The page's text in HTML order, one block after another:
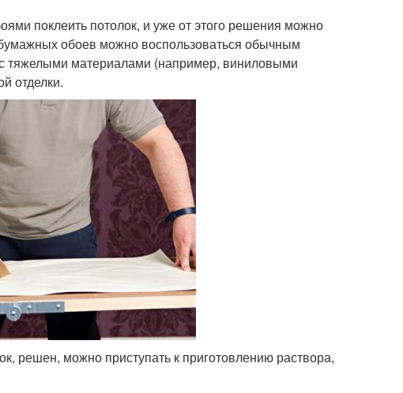
поклеить потолок, и уже от этого решения можно
обоев можно воспользоваться обычным
тяжелыми материалами (например, виниловыми
отделки.
решен, можно приступать к приготовлению раствора,